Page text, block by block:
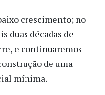
crescimento; no
duas décadas de
e continuaremos
de uma
mínima.